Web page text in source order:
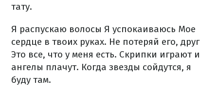
тату.
Я распускаю волосы Я успокаиваюсь Мое
сердце в твоих руках. Не потеряй его, друг
Это все, что у меня есть. Скрипки играют и
ангелы плачут. Когда звезды сойдутся, я
буду там.